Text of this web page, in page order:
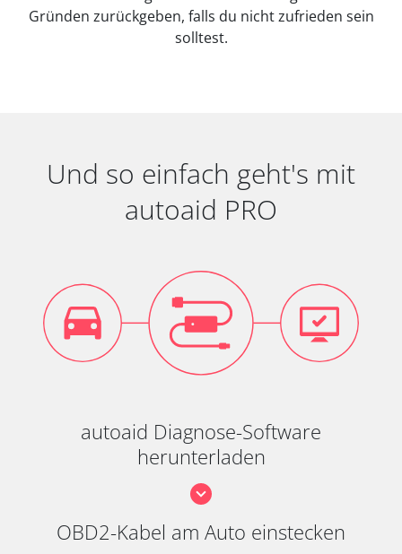
Gründen zurückgeben, falls du nicht zufrieden sein
solltest.
Und so einfach geht's mit
autoaid PRO
autoaid Diagnose-Software
herunterladen
OBD2-Kabel am Auto einstecken